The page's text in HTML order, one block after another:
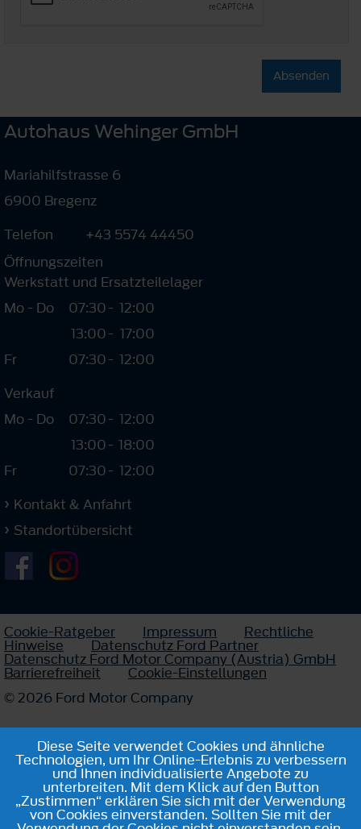
Absenden
Autohaus Wehinger GmbH
Mariahilfstrasse 6
6900 Bregenz
Telefon
+43 5574 44450
Öffnungszeiten
Werkstatt und Ersatzteilelager
Mo - Do
07:30
13:00
-
-
12:00
17:00
Fr
07:30- 12:00
Verkauf
Mo - Do
07:30
13:00
-
-
12:00
18:00
Fr
07:30- 12:00
Kontakt & Anfahrt
Standortübersicht
Cookie-Ratgeber Impressum Rechtliche
Hinweise Datenschutz Ford Partner
Datenschutz Ford Motor Company (Austria) GmbH
Barrierefreiheit
Cookie-Einstellungen
© 2026 Ford Motor Company
Diese Seite verwendet Cookies und ähnliche
Technologien, um Ihr Online-Erlebnis zu verbessern
und Ihnen individualisierte Angebote zu
unterbreiten. Mit dem Klick auf den Button
„Zustimmen“ erklären Sie sich mit der Verwendung
von Cookies einverstanden. Sollten Sie mit der